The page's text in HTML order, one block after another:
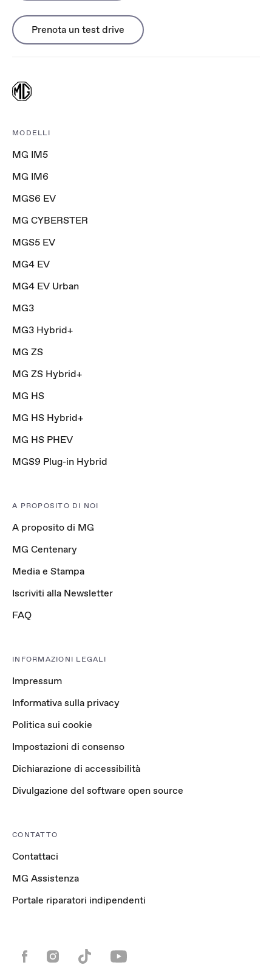
Prenota un test drive
MODELLI
MG IM5
MG IM6
MGS6 EV
MG CYBERSTER
MGS5 EV
MG4 EV
MG4 EV Urban
MG3
MG3 Hybrid+
MG ZS
MG ZS Hybrid+
MG HS
MG HS Hybrid+
MG HS PHEV
MGS9 Plug-in Hybrid
A PROPOSITO DI NOI
A proposito di MG
MG Centenary
Media e Stampa
Iscriviti alla Newsletter
FAQ
INFORMAZIONI LEGALI
Impressum
Informativa sulla privacy
Politica sui cookie
Impostazioni di consenso
Dichiarazione di accessibilità
Divulgazione del software open source
CONTATTO
Contattaci
MG Assistenza
Portale riparatori indipendenti